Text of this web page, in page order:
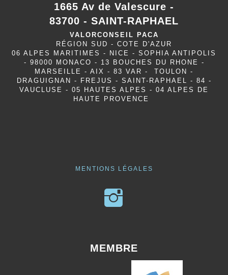
1665 Av de Valescure -
83700 - SAINT-RAPHAEL
VALORCONSEIL PACA
RÉGION SUD - COTE D'AZUR
06 ALPES MARITIMES - NICE - SOPHIA ANTIPOLIS
- 98000 MONACO - 13 BOUCHES DU RHONE -
MARSEILLE - AIX - 83 VAR - TOULON -
DRAGUIGNAN - FREJUS - SAINT-RAPHAEL - 84 -
VAUCLUSE - 05 HAUTES ALPES - 04 ALPES DE
HAUTE PROVENCE
MENTIONS LÉGALES
MEMBRE